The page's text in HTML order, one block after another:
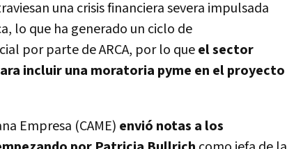
una crisis financiera severa impulsada
lo que ha generado un ciclo de
por parte de ARCA, por lo queel sector
incluir una moratoria pyme en el proyecto
Empresa (CAME) envió notas a los